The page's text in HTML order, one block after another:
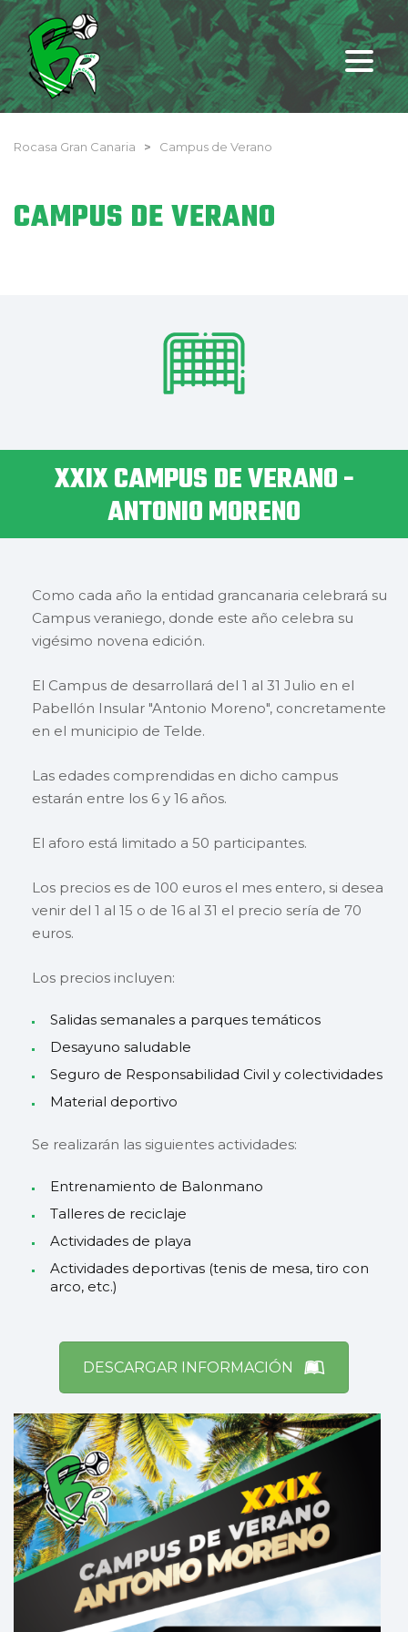
Rocasa Gran Canaria > Campus de Verano
CAMPUS DE VERANO
XXIX CAMPUS DE VERANO -
ANTONIO MORENO
Como cada año la entidad grancanaria celebrará su
Campus veraniego, donde este año celebra su
vigésimo novena edición.
El Campus de desarrollará del 1 al 31 Julio en el
Pabellón Insular "Antonio Moreno", concretamente
en el municipio de Telde.
Las edades comprendidas en dicho campus
estarán entre los 6 y 16 años.
El aforo está limitado a 50 participantes.
Los precios es de 100 euros el mes entero, si desea
venir del 1 al 15 o de 16 al 31 el precio sería de 70
euros.
Los precios incluyen:
Salidas semanales a parques temáticos
Desayuno saludable
Seguro de Responsabilidad Civil y colectividades
Material deportivo
Se realizarán las siguientes actividades:
Entrenamiento de Balonmano
Talleres de reciclaje
Actividades de playa
Actividades deportivas (tenis de mesa, tiro con
arco, etc.)
DESCARGAR INFORMACIÓN